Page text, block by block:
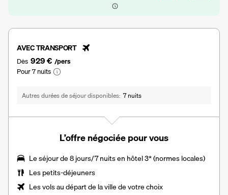
AVEC TRANSPORT
Dès 929 € /pers
Pour 7 nuits
Autres durées de séjour disponibles 7 nuits
L’offre négociée pour vous
Le séjour de 8 jours/7 nuits en hôtel 3* (normes locales)
Lespetits-déjeuners
Les vols au départ de la ville de votre choix